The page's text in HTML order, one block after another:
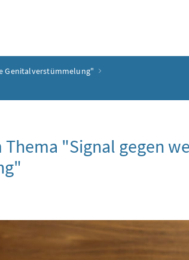
Genitalverstümmelung"
Thema "Signal gegen